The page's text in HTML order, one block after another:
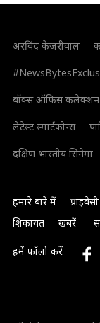
अरविंद केजरीवाल
बॉक्स ऑफिस कलेक्शन
लेटेस्ट स्मार्टफोन्स
दक्षिण भारतीय सिनेमा
हमारे बारे में
शिकायत
खबरें
हमें फॉलो करें